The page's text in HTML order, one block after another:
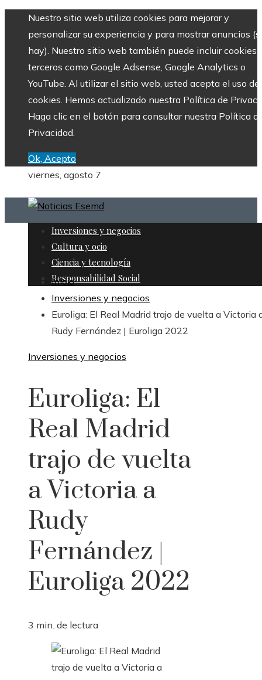
Nuestro sitio web utiliza cookies para mejorar y
personalizar su experiencia y para mostrar anuncios
hay). Nuestro sitio web también puede incluir cookies
terceros como Google Adsense, Google Analytics o
YouTube. Al utilizar el sitio web, usted acepta el uso de
cookies. Hemos actualizado nuestra Política de
Haga clic en el botón para consultar nuestra Política
Privacidad.
Ok, Acepto
viernes, agosto 7
Inversiones y negocios
Cultura y ocio
Ciencia y tecnología
Responsabilidad Social
Inicio
Inversiones y negocios
Euroliga: El Real Madrid trajo de vuelta a Victoria
Rudy Fernández | Euroliga 2022
Inversiones y negocios
Euroliga: El
Real Madrid
trajo de vuelta
a Victoria a
Rudy
Fernández |
Euroliga 2022
3 min. de lectura